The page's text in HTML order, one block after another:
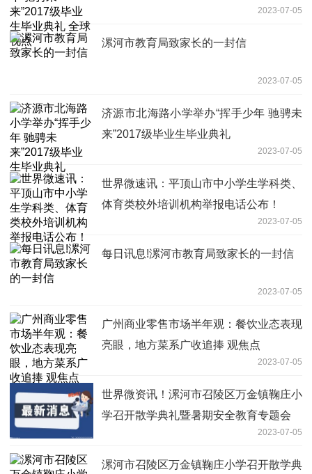
2023-07-05
漯河市教育局致家长的一封信
2023-07-05
济源市北海路小学举办“挥手少年 驰骋未
来”2017级毕业生毕业典礼
2023-07-05
世界微速讯：平顶山市中小学生学科类、
体育类校外培训机构举报电话公布！
2023-07-05
每日讯息!漯河市教育局致家长的一封信
2023-07-05
广州商业零售市场半年观：餐饮业态表现
亮眼，地方菜系广收追捧 观焦点
2023-07-05
世界微资讯！漯河市召陵区万金镇鞠庄小
学召开散学典礼暨暑期安全教育专题会
2023-07-05
漯河市召陵区万金镇鞠庄小学召开散学典